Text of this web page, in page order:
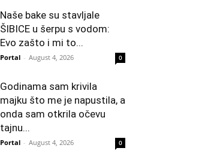
Naše bake su stavljale
ŠIBICE u šerpu s vodom:
Evo zašto i mi to...
Portal - August 4, 2026 0
Godinama sam krivila
majku što me je napustila, a
onda sam otkrila očevu
tajnu...
Portal - August 4, 2026 0